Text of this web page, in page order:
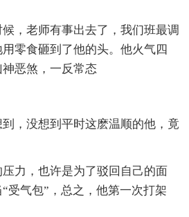
，老师有事出去了，我们班最调
零食砸到了他的头。他火气四
恶煞，一反常态
，没想到平时这麽温顺的他，竟
力，也许是为了驳回自己的面
受气包”，总之，他第一次打架